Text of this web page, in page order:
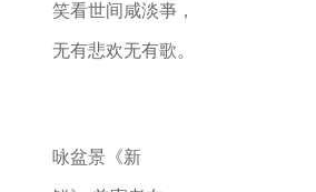
笑看世间咸淡亊，
无有悲欢无有歌。
咏盆景《新